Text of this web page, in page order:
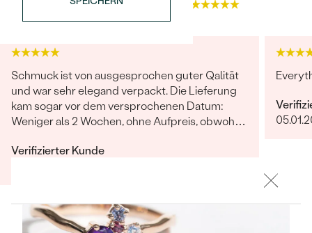
Wave Kollektion
ANSEHEN
Personalisierte
Halsketten
ANSEHEN
Schmuck ist von ausgesprochen guter Qalität
und war sehr elegand verpackt. Die Lieferung
kam sogar vor dem versprochenen Datum:
Weniger als 2 Wochen, ohne Aufpreis, obwohl
Lieferung wurde uns telefonisch vom
Verifizierter Kunde